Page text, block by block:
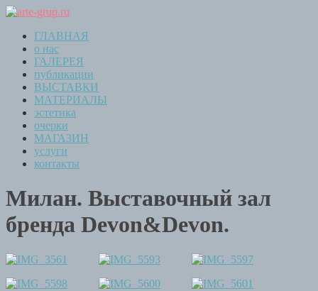
ГЛАВНАЯ
о нас
ГАЛЕРЕЯ
публикации
ВЫСТАВКИ
МАТЕРИАЛЫ
эстетика
очерки
МАГАЗИН
услуги
контакты
Милан. Выставочный зал
бренда Devon&Devon.